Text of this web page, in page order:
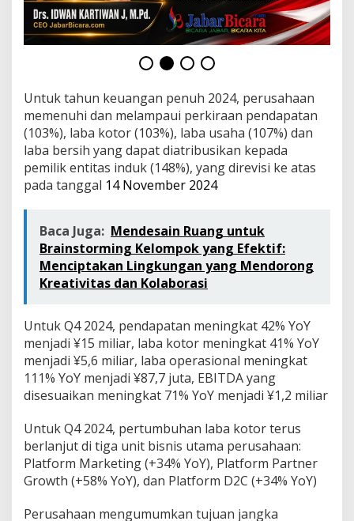
t
a
p
r
i
r
a
a
n
p
e
n
p
a
t
a
n
0
2
5
Untuk tahun keuangan penuh 2024, perusahaan
memenuhi dan melampaui perkiraan pendapatan
(103%), laba kotor (103%), laba usaha (107%) dan
laba bersih yang dapat diatribusikan kepada
pemilik entitas induk (148%), yang direvisi ke atas
pada tanggal 14 November 2024
Baca Juga: Mendesain Ruang untuk
Brainstorming Kelompok yang Efektif:
Menciptakan Lingkungan yang Mendorong
Kreativitas dan Kolaborasi
Untuk Q4 2024, pendapatan meningkat 42% YoY
menjadi ¥15 miliar, laba kotor meningkat 41% YoY
menjadi ¥5,6 miliar, laba operasional meningkat
111% YoY menjadi ¥87,7 juta, EBITDA yang
disesuaikan meningkat 71% YoY menjadi ¥1,2 miliar
Untuk Q4 2024, pertumbuhan laba kotor terus
berlanjut di tiga unit bisnis utama perusahaan:
Platform Marketing (+34% YoY), Platform Partner
Growth (+58% YoY), dan Platform D2C (+34% YoY)
Perusahaan mengumumkan tujuan jangka